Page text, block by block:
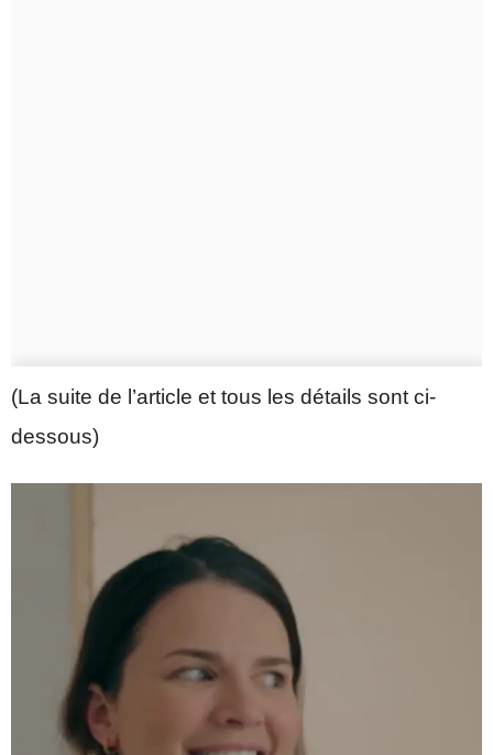
(La suite de l’article et tous les détails sont ci-
dessous)